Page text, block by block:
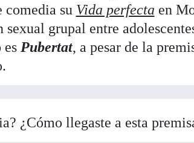
comedia su Vida perfecta en
grupal entre
es Pubertat, a pesar de la
¿Cómo llegaste a esta